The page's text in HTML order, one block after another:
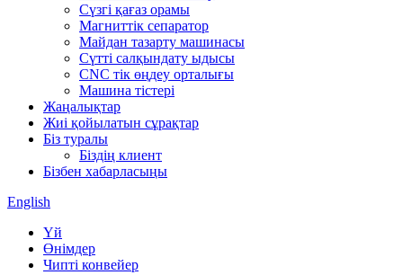
Сүзгі қағаз орамы
Магниттік сепаратор
Майдан тазарту машинасы
Сүтті салқындату ыдысы
CNC тік өңдеу орталығы
Машина тістері
Жаңалықтар
Жиі қойылатын сұрақтар
Біз туралы
Біздің клиент
Бізбен хабарласыңы
English
Үй
Өнімдер
Чипті конвейер